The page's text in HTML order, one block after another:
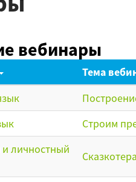
вебинары
Тема
Строим
личностный